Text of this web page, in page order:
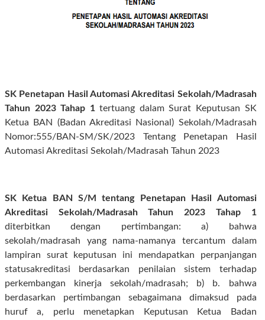
SK Penetapan Hasil Automasi Akreditasi Sekolah/Madrasah
Tahun 2023 Tahap 1tertuang dalam Surat Keputusan SK
Ketua BAN (Badan Akreditasi Nasional) Sekolah/Madrasah
Nomor:555/BAN-SM/SK/2023 Tentang Penetapan Hasil
Automasi Akreditasi Sekolah/Madrasah Tahun 2023
SK Ketua BAN S/M tentang Penetapan Hasil Automasi
Akreditasi Sekolah/Madrasah Tahun 2023 Tahap 1
diterbitkan dengan pertimbangan: a) bahwa
sekolah/madrasah yang nama-namanya tercantum dalam
lampiran surat keputusan ini mendapatkan perpanjangan
statusakreditasi berdasarkan penilaian sistem terhadap
perkembangan kinerja sekolah/madrasah; b) b. bahwa
berdasarkan pertimbangan sebagaimana dimaksud pada
huruf a, perlu menetapkan Keputusan Ketua Badan